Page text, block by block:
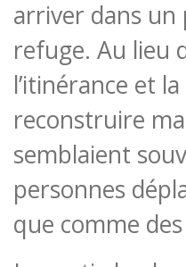
arriver dans un
refuge. Au lieu
l’itinérance et
reconstruire
semblaient
personnes
que comme